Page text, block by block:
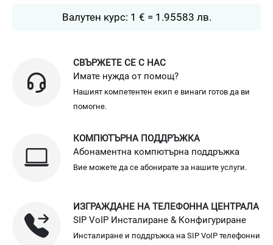
Валутен курс: 1 € = 1.95583 лв.
СВЪРЖЕТЕ СЕ С НАС
Имате нужда от помощ?
Нашият компетентен екип е винаги готов да ви
помогне.
КОМПЮТЪРНА ПОДДРЪЖКА
Абонаментна компютърна поддръжка
Вие можете да се абонирате за нашите услуги.
ИЗГРАЖДАНЕ НА ТЕЛЕФОННА ЦЕНТРАЛА
SIP VoIP Инсталиране & Конфигуриране
Инсталиране и поддръжка на SIP VoIP телефонни